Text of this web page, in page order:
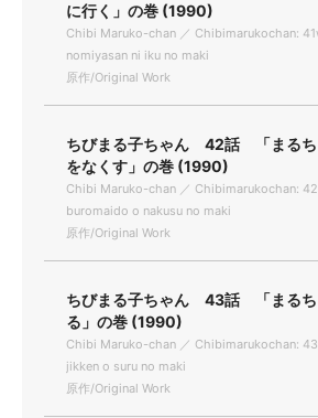
に行く」の巻 (1990)
Chibi Maruko-chan ／ Chibimarukochan:
nomiyasan ni iku no maki
原作/Original Work
ちびまる子ちゃん 42話 「まるち
をなくす」の巻 (1990)
Chibi Maruko-chan ／ Chibimarukochan:
buromaido o nakusu no maki
原作/Original Work
ちびまる子ちゃん 43話 「まるち
る」の巻 (1990)
Chibi Maruko-chan ／ Chibimarukochan:
jikken o suru no maki
原作/Original Work